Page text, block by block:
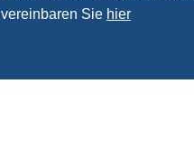
vereinbaren Sie hier